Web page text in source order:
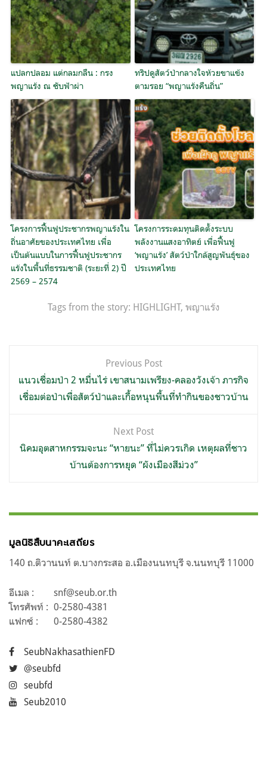
แปลกปลอม แต่กลมกลืน : กรง
พญาแร้ง ณ ซับฟ้าผ่า
ทริปดูสัตว์ป่ากลางใจห้วยขาแข้ง
ตามรอย “พญาแร้งคืนถิ่น”
โครงการฟื้นฟูประชากรพญาแร้งใน
ถิ่นอาศัยของประเทศไทย เพื่อ
เป็นต้นแบบในการฟื้นฟูประชากร
แร้งในพื้นที่ธรรมชาติ (ระยะที่ 2) ปี
2569 – 2574
โครงการระดมทุนติดตั้งระบบ
พลังงานแสงอาทิตย์ เพื่อฟื้นฟู
‘พญาแร้ง’ สัตว์ป่าใกล้สูญพันธุ์ของ
ประเทศไทย
Tags from the story: HIGHLIGHT, พญาแร้ง
เรื่อง
Previous Post
แนวเชื่อมป่า 2 หมื่นไร่ เขาสนามเพรียง-คลองวังเจ้า ภารกิจ
เชื่อมต่อป่าเพื่อสัตว์ป่าและเกื้อหนุนพื้นที่ทำกินของชาวบ้าน
Next Post
นิคมอุตสาหกรรมจะนะ “หายนะ” ที่ไม่ควรเกิด เหตุผลที่ชาว
บ้านต้องการหยุด “ผังเมืองสีม่วง”
มูลนิธิสืบนาคะเสถียร
140 ถ.ติวานนท์ ต.บางกระสอ อ.เมืองนนทบุรี จ.นนทบุรี 11000
อีเมล :
snf@seub.or.th
โทรศัพท์ : 0-2580-4381
แฟกซ์ :
0-2580-4382
SeubNakhasathienFD
@seubfd
seubfd
Seub2010